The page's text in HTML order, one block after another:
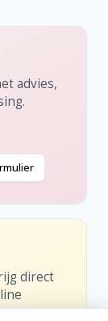
advies,
direct